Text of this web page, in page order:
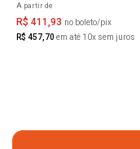
A partir de
R$ 411,93 no boleto/pix
R$ 457,70 em até 10x sem juros